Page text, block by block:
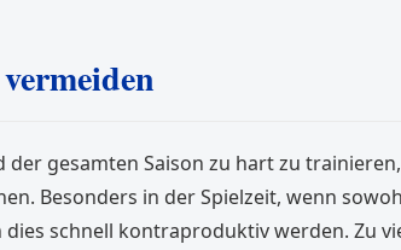
gesamten Saison zu hart zu
Besonders in der Spielzeit, wenn
schnell kontraproduktiv werden. Zu